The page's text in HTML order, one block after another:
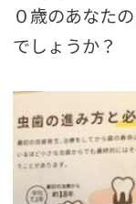
０歳のあなた
でしょうか？